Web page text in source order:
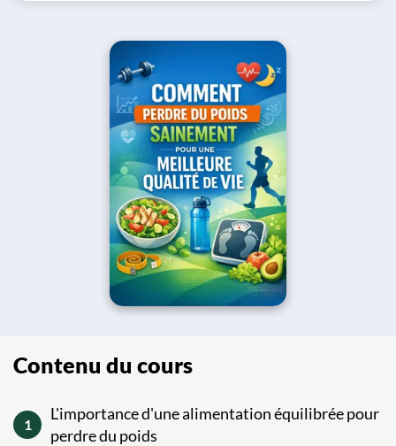
Contenu du cours
1
L'importance d'une alimentation équilibrée pour
perdre du poids